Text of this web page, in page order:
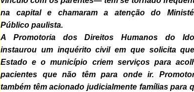
na capital e chamaram a atenção do
Público paulista.
A Promotoria dos Direitos Humanos do
instaurou um inquérito civil em que solicita
Estado e o município criem serviços para
pacientes que não têm para onde ir.
também têm acionado judicialmente famílias para